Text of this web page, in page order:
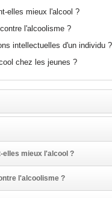
elles mieux l'alcool ?
l'alcoolisme ?
intellectuelles d'un individu ?
chez les jeunes ?
elles mieux l'alcool ?
l'alcoolisme ?